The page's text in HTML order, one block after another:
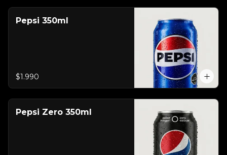
Pepsi 350ml
$1.990
Pepsi Zero 350ml